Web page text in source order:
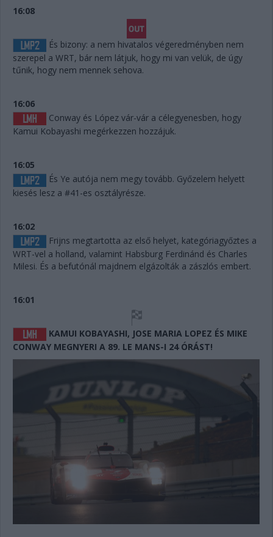
16:08
És bizony: a nem hivatalos végeredményben nem
szerepel a WRT, bár nem látjuk, hogy mi van velük, de úgy
tűnik, hogy nem mennek sehova.
16:06
Conway és López vár-vár a célegyenesben, hogy
Kamui Kobayashi megérkezzen hozzájuk.
16:05
És Ye autója nem megy tovább. Győzelem helyett
kiesés lesz a #41-es osztályrésze.
16:02
Frijns megtartotta az első helyet, kategóriagyőztes a
WRT-vel a holland, valamint Habsburg Ferdinánd és Charles
Milesi. És a befutónál majdnem elgázolták a zászlós embert.
16:01
KAMUI KOBAYASHI, JOSE MARIA LOPEZ ÉS MIKE
CONWAY MEGNYERI A 89. LE MANS-I 24 ÓRÁST!